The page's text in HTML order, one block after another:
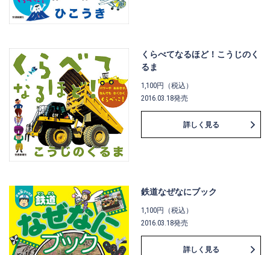
くらべてなるほど！こうじのく
るま
1,100円（税込）
2016.03.18発売
詳しく見る
鉄道なぜなにブック
1,100円（税込）
2016.03.18発売
詳しく見る